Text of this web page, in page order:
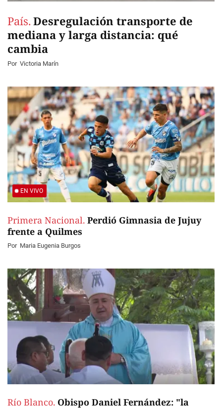
País. Desregulación transporte de
mediana y larga distancia: qué
cambia
Por Victoria Marín
EN VIVO
Primera Nacional. Perdió Gimnasia de Jujuy
frente a Quilmes
Por Maria Eugenia Burgos
Río Blanco. Obispo Daniel Fernández: "la